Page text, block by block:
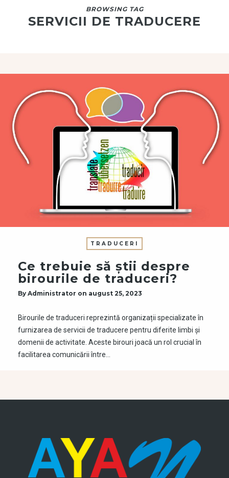
BROWSING TAG
SERVICII DE TRADUCERE
TRADUCERI
Ce trebuie să ştii despre
birourile de traduceri?
By Administrator on august 25, 2023
Birourile de traduceri reprezintă organizații specializate în
furnizarea de servicii de traducere pentru diferite limbi și
domenii de activitate. Aceste birouri joacă un rol crucial în
facilitarea comunicării între…